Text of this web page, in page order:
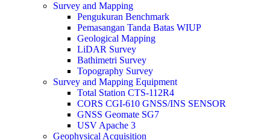
Survey and Mapping
Pengukuran Benchmark
Pemasangan Tanda Batas WIUP
Geological Mapping
LiDAR Survey
Bathimetri Survey
Topography Survey
Survey and Mapping Equipment
Total Station CTS-112R4
CORS CGI-610 GNSS/INS SENSOR
GNSS Geomate SG7
USV Apache 3
Geophysical Acquisition